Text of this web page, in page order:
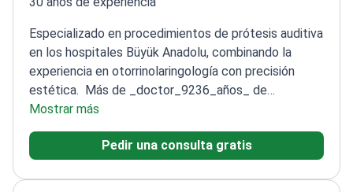
Especializado en procedimientos de prótesis auditiva
en los hospitales Büyük Anadolu, combinando la
experiencia en otorrinolaringología con precisión
estética. Más de _doctor_9236_años_ de
especialización en ORL
rinoplastia y septoplastiaFormado en la Facultad de
Medicina de la Universidad de MármaraRealiza
Mostrar más
Pedir una consulta gratis